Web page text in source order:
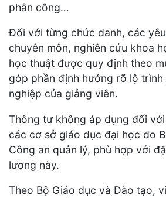
phân công…
Đối với từng chức danh, các
chuyên môn, nghiên cứu khoa
học thuật được quy định theo
góp phần định hướng rõ lộ
nghiệp của giảng viên.
Thông tư không áp dụng đối
các cơ sở giáo dục đại học do
Công an quản lý, phù hợp với
lượng này.
Theo Bộ Giáo dục và Đào tạo,